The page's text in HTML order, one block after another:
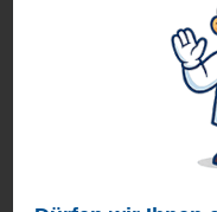
Geprüft von Ewa
Nur Produkte, die
schaffen es in den